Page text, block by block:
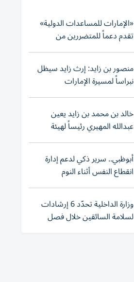
«الإمارات للمساعدات الدولية»
تقدم دعماً للمتضررين من
الفيضانات في بنغلاديش
منصور بن زايد: إرث زايد سيظل
نبراساً لمسيرة الإمارات
خالد بن محمد بن زايد يعين
عبدالله المهيري رئيساً لهيئة
أبوظبي للتراث
أبوظبي.. سرير ذكي لدعم إدارة
انقطاع النفس أثناء النوم
وزارة الداخلية تحدّد 6 إرشادات
لسلامة السائقين خلال فصل